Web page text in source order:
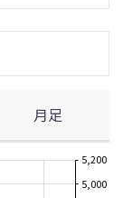
月足
5,000
5,200